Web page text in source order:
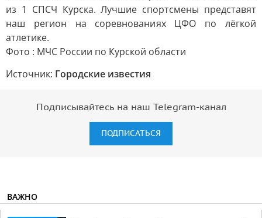
из 1 СПСЧ Курска. Лучшие спортсмены представят
наш регион на соревнованиях ЦФО по лёгкой
атлетике.
Фото : МЧС России по Курской области
Источник: Городские известия
Подписывайтесь на наш Telegram-канал
ПОДПИСАТЬСЯ
ВАЖНО